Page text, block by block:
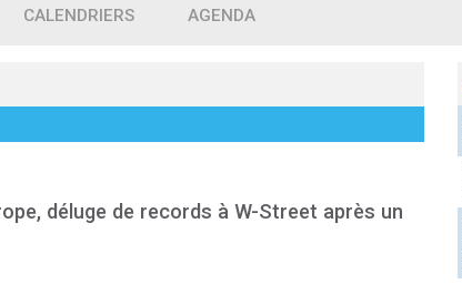
CALENDRIERS AGENDA
déluge de records à W-Street après un